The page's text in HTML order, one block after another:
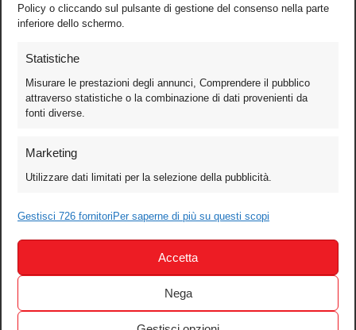
Policy o cliccando sul pulsante di gestione del consenso nella parte
inferiore dello schermo.
Statistiche
Misurare le prestazioni degli annunci, Comprendere il pubblico
attraverso statistiche o la combinazione di dati provenienti da
fonti diverse.
Marketing
Utilizzare dati limitati per la selezione della pubblicità.
Gestisci 726 fornitori Per saperne di più su questi scopi
Accetta
Nega
Games
Test
Audio